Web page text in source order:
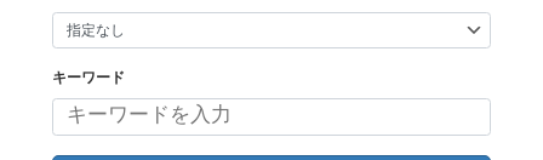
キーワード